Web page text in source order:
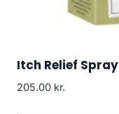
Itch Relief Spray
205.00 kr.